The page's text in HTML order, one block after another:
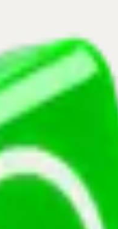
economizando
direitos reservados.